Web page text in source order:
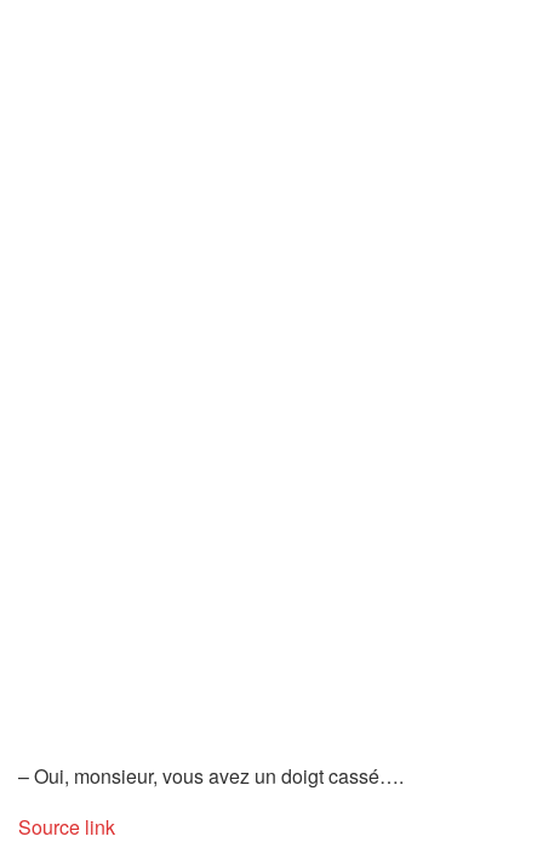
– Oui, monsieur, vous avez un doigt cassé….
Source link